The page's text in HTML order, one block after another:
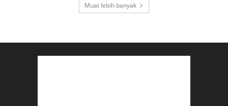
Muat lebih banyak